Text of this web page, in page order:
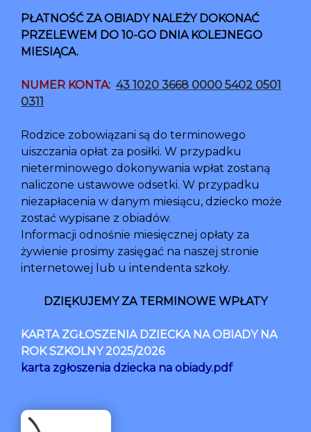
PŁATNOŚĆ ZA OBIADY NALEŻY DOKONAĆ
PRZELEWEM DO 10-GO DNIA KOLEJNEGO
MIESIĄCA.
NUMER KONTA: 43 1020 3668 0000 5402 0501
0311
Rodzice zobowiązani są do terminowego
uiszczania opłat za posiłki. W przypadku
nieterminowego dokonywania wpłat zostaną
naliczone ustawowe odsetki. W przypadku
niezapłacenia w danym miesiącu, dziecko może
zostać wypisane z obiadów.
Informacji odnośnie miesięcznej opłaty za
żywienie prosimy zasięgać na naszej stronie
internetowej lub u intendenta szkoły.
DZIĘKUJEMY ZA TERMINOWE WPŁATY
KARTA ZGŁOSZENIA DZIECKA NA OBIADY NA
ROK SZKOLNY 2025/2026
karta zgłoszenia dziecka na obiady.pdf